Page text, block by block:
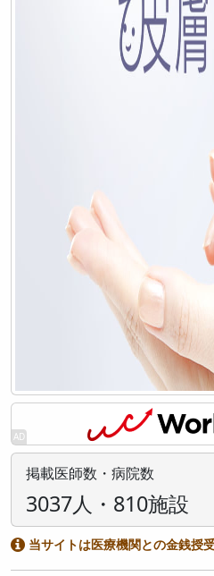
掲載医師数・病院数
3037人・810施設
当サイトは医療機関との金銭授